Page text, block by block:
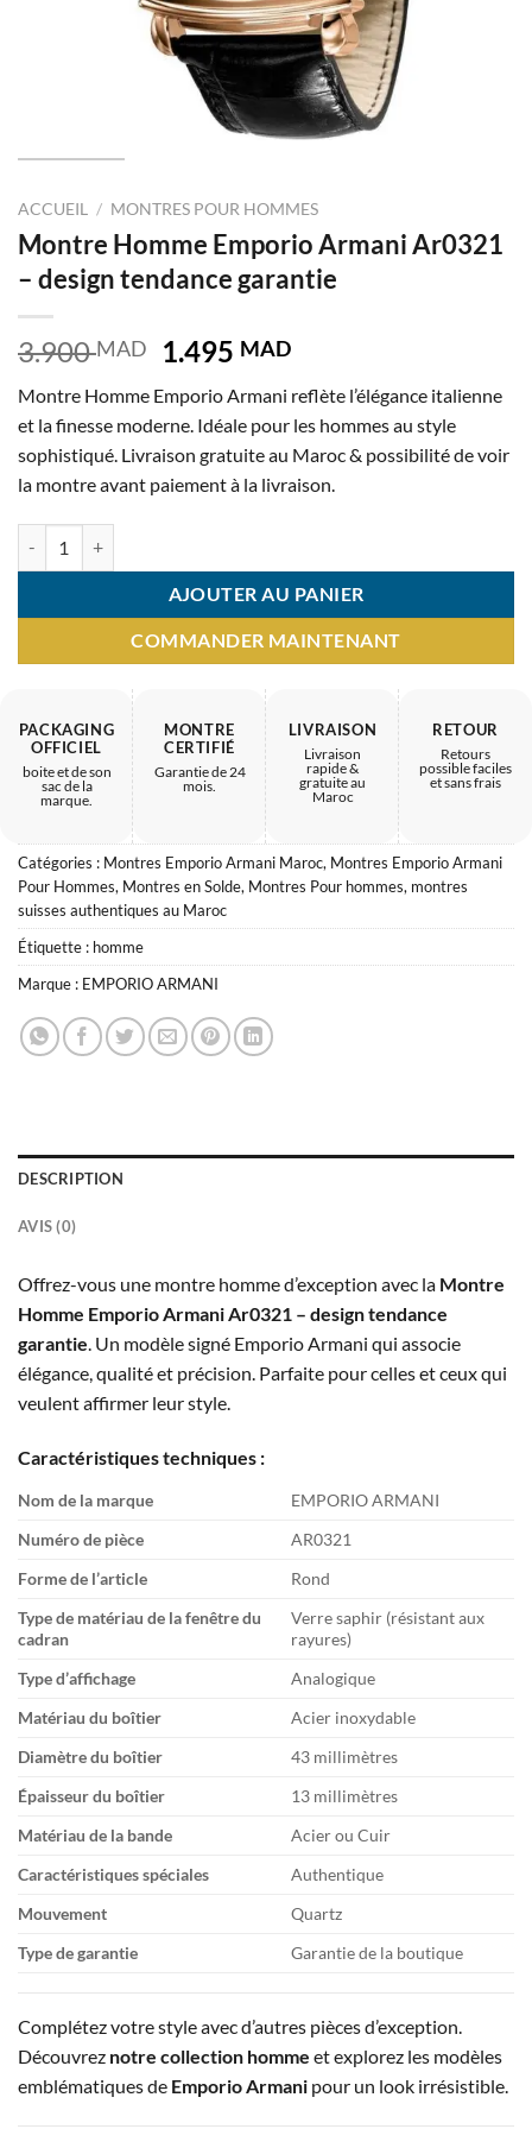
ACCUEIL / MONTRES POUR HOMMES
Montre Homme Emporio Armani Ar0321
– design tendance garantie
3.900MAD
Le
initial
était :
3.900 MAD.
1.495 MADLe
actuel
est :
1.495 MAD.
Montre Homme Emporio Armani reflète l’élégance italienne
et la finesse moderne. Idéale pour les hommes au style
sophistiqué. Livraison gratuite au Maroc & possibilité de voir
la montre avant paiement à la livraison.
AJOUTER AU PANIER
COMMANDER MAINTENANT
PACKAGING
OFFICIEL
boite et de son
sac de la
marque.
MONTRE
CERTIFIÉ
Garantie de 24
mois.
LIVRAISON
Livraison
rapide &
gratuite au
Maroc
RETOUR
Retours
possible faciles
et sans frais
Catégories : Montres Emporio Armani Maroc, Montres Emporio Armani
Pour Hommes, Montres en Solde, Montres Pour hommes, montres
suisses authentiques au Maroc
Étiquette : homme
Marque : EMPORIO ARMANI
DESCRIPTION
AVIS (0)
Offrez-vous une montre homme d’exception avec la Montre
Homme Emporio Armani Ar0321 – design tendance
garantie. Un modèle signé Emporio Armani qui associe
élégance, qualité et précision. Parfaite pour celles et ceux qui
veulent affirmer leur style.
Caractéristiques techniques :
Nom de la marque
EMPORIO ARMANI
Numéro de pièce
AR0321
Forme de l’article
Rond
Type de matériau de la fenêtre du
cadran
Verre saphir (résistant aux
rayures)
Type d’affichage
Analogique
Matériau du boîtier
Acier inoxydable
Diamètre du boîtier
43 millimètres
Épaisseur du boîtier
13 millimètres
Matériau de la bande
Acier ou Cuir
Caractéristiques spéciales
Authentique
Mouvement
Quartz
Type de garantie
Garantie de la boutique
Complétez votre style avec d’autres pièces d’exception.
Découvrez notre collection homme et explorez les modèles
emblématiques de Emporio Armani pour un look irrésistible.